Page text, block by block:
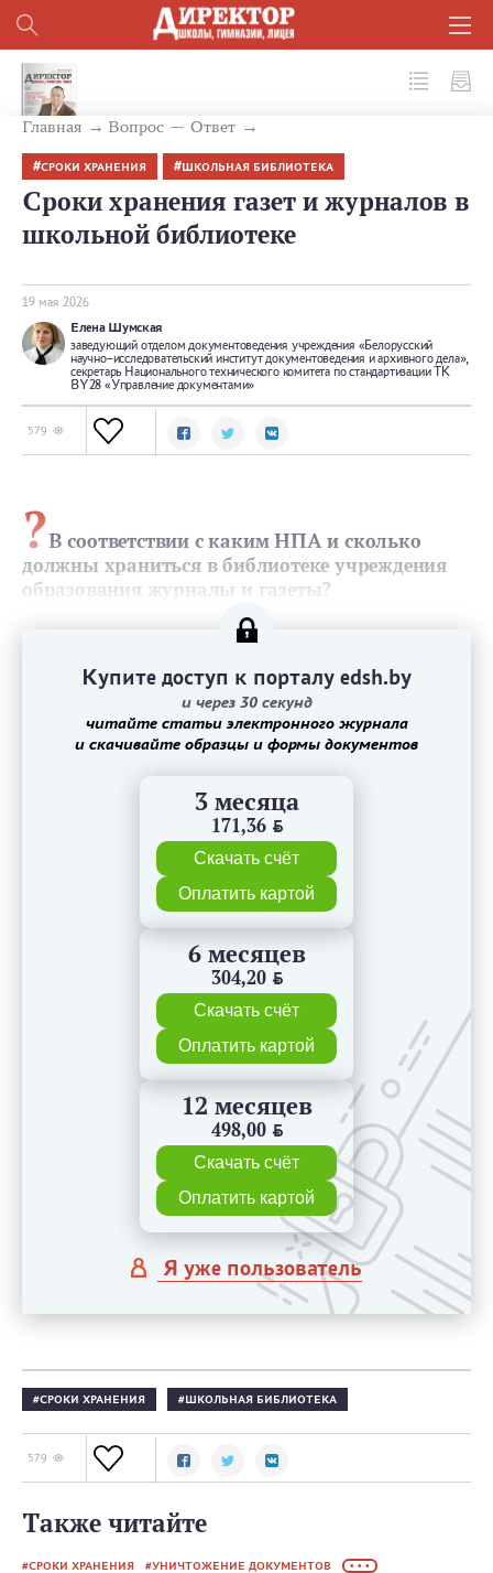
Главная Вопрос — Ответ
СРОКИ ХРАНЕНИЯ ШКОЛЬНАЯ БИБЛИОТЕКА
Сроки хранения газет и журналов в
школьной библиотеке
19 мая 2026
Елена Шумская
заведующий отделом документоведения учреждения «Белорусский
научно–исследовательский институт документоведения и архивного дела»,
секретарь Национального технического комитета по стандартизации ТК
BY28 «Управление документами»
579
?Всоответствии с каким НПА и сколько
должны храниться в библиотеке учреждения
образования журналы и газеты?
Купите доступ к порталу edsh.by
и через 30 секунд
читайте статьи электронного журнала
и скачивайте образцы и формы документов
3 месяца
171,36 BYN
Скачать счёт
Оплатить картой
6 месяцев
304,20 BYN
Скачать счёт
Оплатить картой
12 месяцев
498,00 BYN
Скачать счёт
Оплатить картой
Я уже пользователь
СРОКИ ХРАНЕНИЯ ШКОЛЬНАЯ БИБЛИОТЕКА
579
Также читайте
СРОКИ ХРАНЕНИЯ УНИЧТОЖЕНИЕ ДОКУМЕНТОВ • • •